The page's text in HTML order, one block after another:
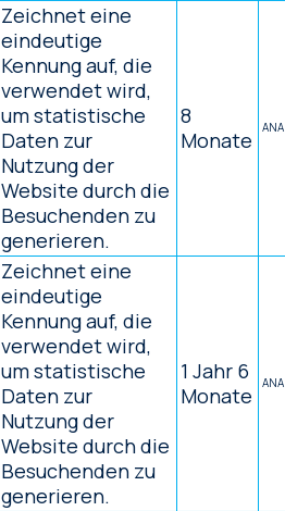
Zeichnet eine
eindeutige
Kennung auf, die
verwendet wird,
um statistische
Daten zur
Nutzung der
Website durch die
Besuchenden zu
generieren.
8
Monate
Zeichnet eine
eindeutige
Kennung auf, die
verwendet wird,
um statistische
Daten zur
Nutzung der
Website durch die
Besuchenden zu
generieren.
1 Jahr 6
Monate